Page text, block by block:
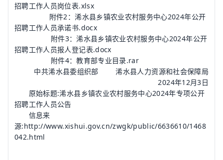
招聘工作人员岗位表.xlsx
附件2：浠水县乡镇农业农村服务中心2024年公开
招聘工作人员承诺书.docx
附件3：浠水县乡镇农业农村服务中心2024年公开
招聘工作人员报人登记表.docx
附件4：教育部专业目录.rar
中共浠水县委组织部 浠水县人力资源和社会保障局
2024年12月3日
原始标题:浠水县乡镇农业农村服务中心2024年专项公开
招聘工作人员公告
信息来
源:http://www.xishui.gov.cn/zwgk/public/6636610/1468
042.html